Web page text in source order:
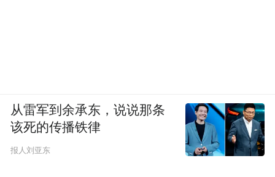
从雷军到余承东，说说那条
该死的传播铁律
报人刘亚东